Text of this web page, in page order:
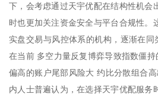
下，会考虑通过天宇优配在结构性机会
时也更加关注资金安全与平台合规性。
实盘交易与风控体系的机构，逐渐在同
在当前 多空力量反复博弈导致指数僵
偏高的账户尾部风险大 约比分散组合高
内人士普遍认为，在选择天宇优配服务